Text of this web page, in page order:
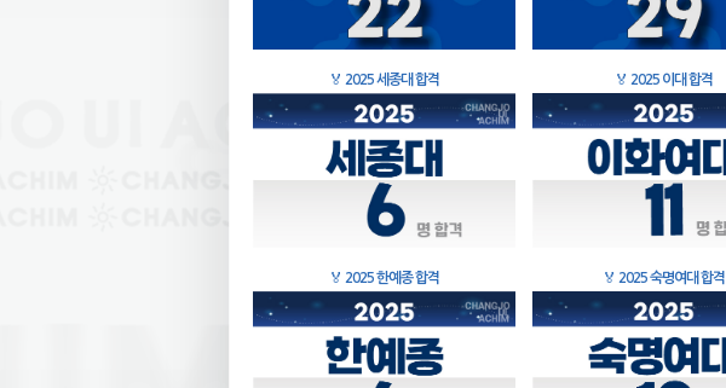
🏅 2025 세종대 합격 🏅 2025 이대 합격
🏅 2025 한예종 합격 🏅 2025 숙명여대 합격